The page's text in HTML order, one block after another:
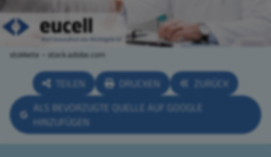
stokkete – stock.adobe.com
TEILEN DRUCKEN
ZURÜCK
ALS BEVORZUGTE QUELLE AUF GOOGLE
HINZUFÜGEN